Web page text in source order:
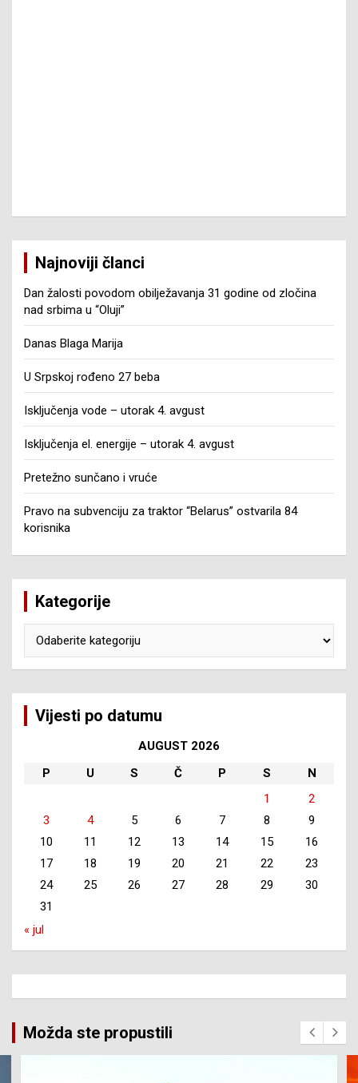
Najnoviji članci
Dan žalosti povodom obilježavanja 31 godine od zločina
nad srbima u “Oluji”
Danas Blaga Marija
U Srpskoj rođeno 27 beba
Isključenja vode – utorak 4. avgust
Isključenja el. energije – utorak 4. avgust
Pretežno sunčano i vruće
Pravo na subvenciju za traktor “Belarus” ostvarila 84
korisnika
Kategorije
Vijesti po datumu
AUGUST 2026
P
U S Č P S
N
1
2
3
4 5 6 7 8
9
10
11 12 13 14 15
16
17
18 19 20 21 22
23
24
25 26 27 28 29
30
31
« jul
Možda ste propustili